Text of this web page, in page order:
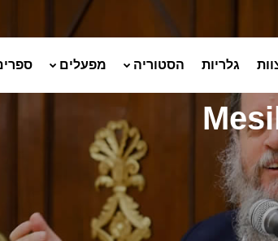
גלריות הסטוריה מפעלים